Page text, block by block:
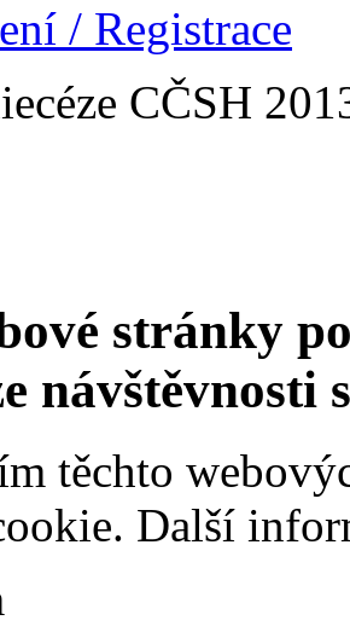
/ Registrace
CČSH
stránky
návštěvnosti
těchto
Další